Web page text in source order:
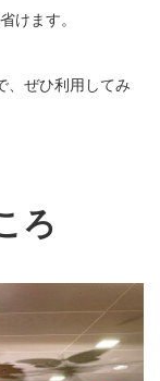
けます。
、ぜひ利用してみ
ろ